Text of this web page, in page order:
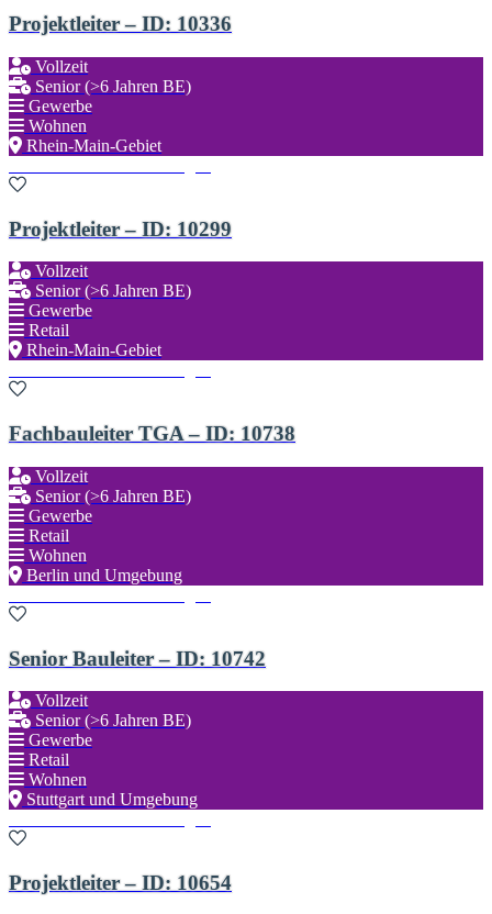
Projektleiter – ID: 10336
Vollzeit
Senior (>6 Jahren BE)
Gewerbe
Wohnen
Rhein-Main-Gebiet
Projektleiter – ID: 10299
Vollzeit
Senior (>6 Jahren BE)
Gewerbe
Retail
Rhein-Main-Gebiet
Fachbauleiter TGA – ID: 10738
Vollzeit
Senior (>6 Jahren BE)
Gewerbe
Retail
Wohnen
Berlin und Umgebung
Senior Bauleiter – ID: 10742
Vollzeit
Senior (>6 Jahren BE)
Gewerbe
Retail
Wohnen
Stuttgart und Umgebung
Projektleiter – ID: 10654